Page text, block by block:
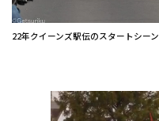
22年クイーンズ駅伝のスタートシーン